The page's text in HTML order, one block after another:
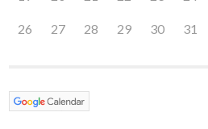
26 27 28 29 30 31